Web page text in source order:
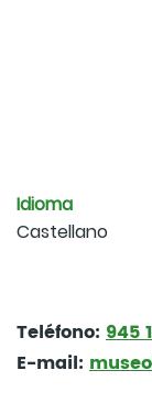
Idioma
Castellano
Teléfono: 945
E-mail: